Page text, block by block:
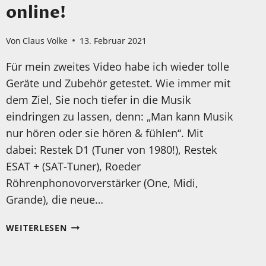
online!
Von Claus Volke 13. Februar 2021
Für mein zweites Video habe ich wieder tolle
Geräte und Zubehör getestet. Wie immer mit
dem Ziel, Sie noch tiefer in die Musik
eindringen zu lassen, denn: „Man kann Musik
nur hören oder sie hören & fühlen“. Mit
dabei: Restek D1 (Tuner von 1980!), Restek
ESAT + (SAT-Tuner), Roeder
Röhrenphonovorverstärker (One, Midi,
Grande), die neue…
WEITERLESENHÖREN